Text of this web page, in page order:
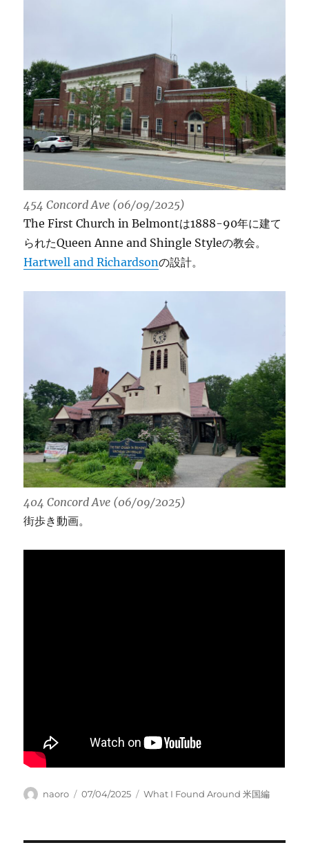
454 Concord Ave (06/09/2025)
The First Church in Belmontは1888-90年に建て
られたQueen Anne and Shingle Styleの教会。
Hartwell and Richardsonの設計。
404 Concord Ave (06/09/2025)
街歩き動画。
Author
naoro
Posted
07/04/2025 Categories
What I Found Around 米国編